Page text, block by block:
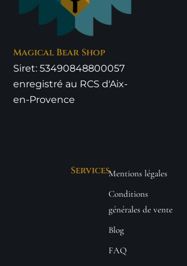
Magical Bear Shop
Siret: 53490848800057
enregistré au RCS d'Aix-
en-Provence
ServicesMentions légales
Conditions
générales de vente
Blog
FAQ